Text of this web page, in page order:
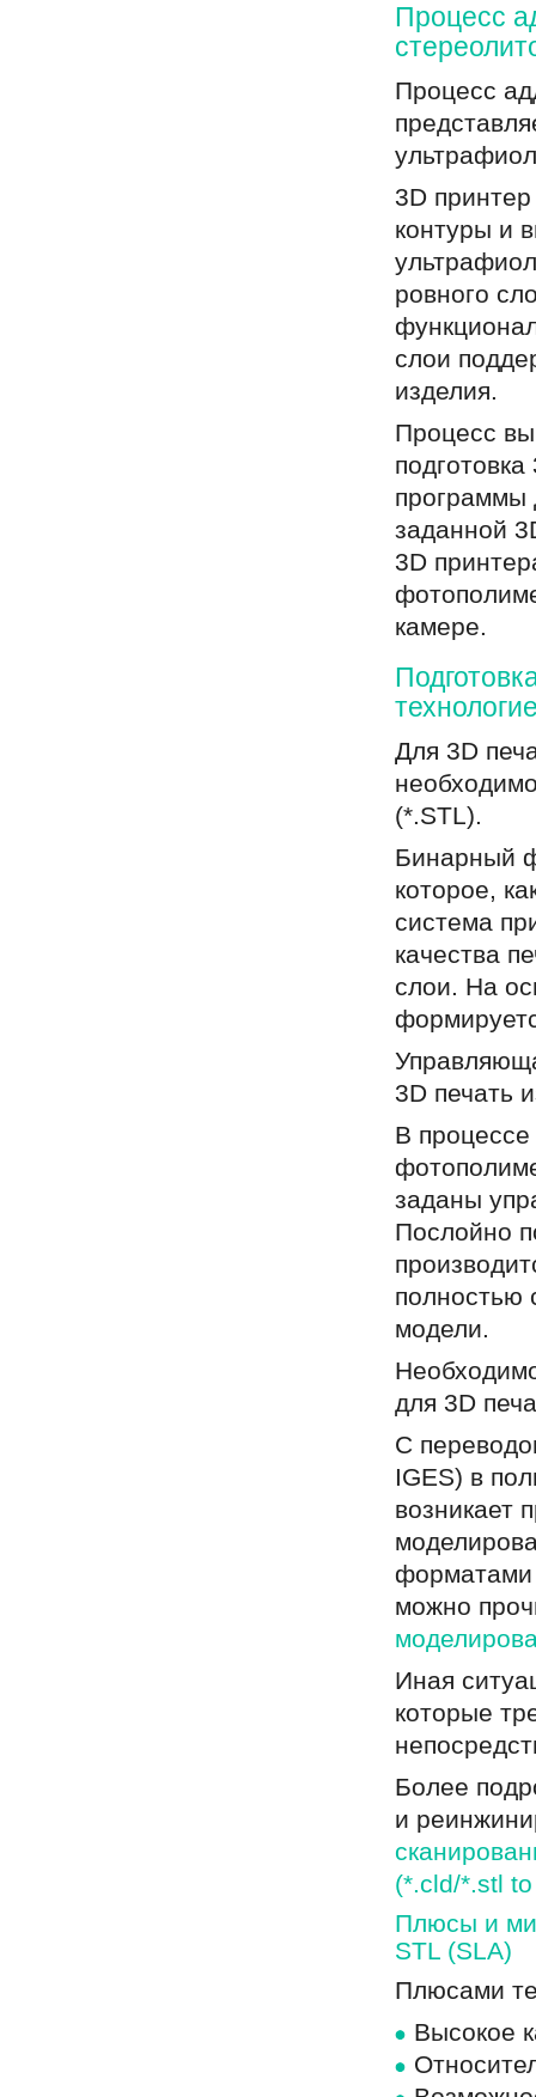
Процесс
Процесс
3D
контуры и
ровного
слои
изделия.
Процесс
программы
заданной
3D
камере.
Для 3D
(*.STL).
Бинарный
которое,
система
качества
слои. На
3D печать
В
заданы
Послойно
полностью
модели.
для 3D
С
IGES) в
возникает
форматами
можно
Иная
которые
Более
и
(*.cld/*.stl
Плюсы и
STL (SLA)
Плюсами
Высокое